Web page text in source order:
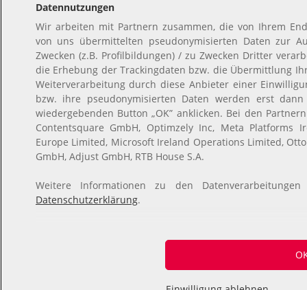
Datennutzungen
Wir arbeiten mit Partnern zusammen, die von Ihrem
von uns übermittelten pseudonymisierten Daten zur
Zwecken (z.B. Profilbildungen) / zu Zwecken Dritter
die Erhebung der Trackingdaten bzw. die Übermittlung
Weiterverarbeitung durch diese Anbieter einer
bzw. ihre pseudonymisierten Daten werden erst
wiedergebenden Button „OK” anklicken. Bei den
Contentsquare GmbH, Optimzely Inc, Meta Platforms
Europe Limited, Microsoft Ireland Operations Limited,
GmbH, Adjust GmbH, RTB House S.A.
Weitere Informationen zu den
Datenschutzerklärung.